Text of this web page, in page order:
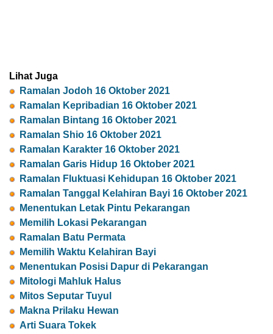
Lihat Juga
Ramalan Jodoh 16 Oktober 2021
Ramalan Kepribadian 16 Oktober 2021
Ramalan Bintang 16 Oktober 2021
Ramalan Shio 16 Oktober 2021
Ramalan Karakter 16 Oktober 2021
Ramalan Garis Hidup 16 Oktober 2021
Ramalan Fluktuasi Kehidupan 16 Oktober 2021
Ramalan Tanggal Kelahiran Bayi 16 Oktober 2021
Menentukan Letak Pintu Pekarangan
Memilih Lokasi Pekarangan
Ramalan Batu Permata
Memilih Waktu Kelahiran Bayi
Menentukan Posisi Dapur di Pekarangan
Mitologi Mahluk Halus
Mitos Seputar Tuyul
Makna Prilaku Hewan
Arti Suara Tokek